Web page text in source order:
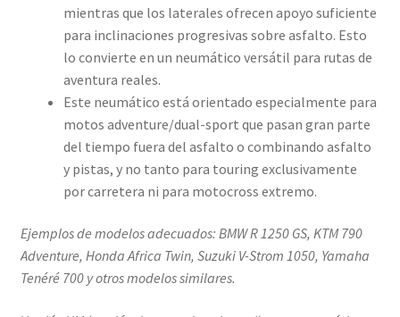
mientras que los laterales ofrecen apoyo suficiente
para inclinaciones progresivas sobre asfalto. Esto
lo convierte en un neumático versátil para rutas de
aventura reales.
Este neumático está orientado especialmente para
motos adventure/dual-sport que pasan gran parte
del tiempo fuera del asfalto o combinando asfalto
y pistas, y no tanto para touring exclusivamente
por carretera ni para motocross extremo.
Ejemplos de modelos adecuados: BMW R 1250 GS, KTM 790
Adventure, Honda Africa Twin, Suzuki V-Strom 1050, Yamaha
Tenéré 700 y otros modelos similares.